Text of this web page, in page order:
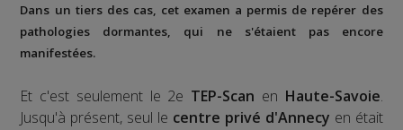
Dans un tiers des cas, cet examen a permis de repérer des
pathologies dormantes, qui ne s'étaient pas encore
manifestées.
Et c'est seulement le 2e TEP-Scan en Haute-Savoie.
Jusqu'à présent, seul le centre privé d'Annecy en était